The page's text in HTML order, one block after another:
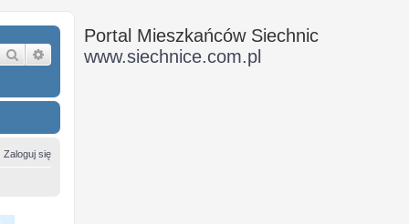
Szukaj Wyszukiwanie zaawansowane
Zaloguj się
Portal Mieszkańców Siechnic
www.siechnice.com.pl